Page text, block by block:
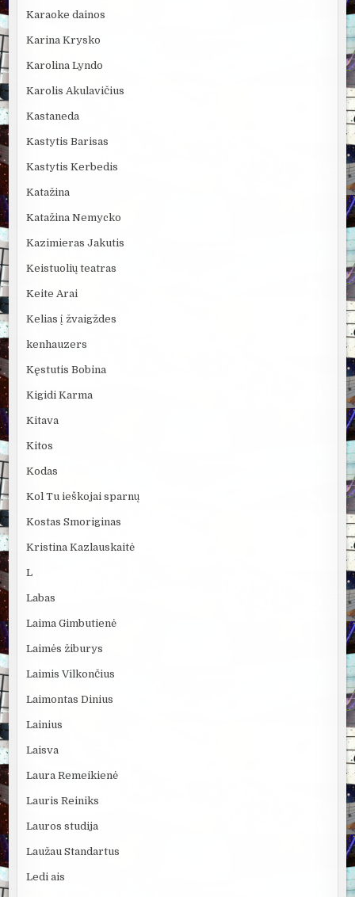
Karaoke dainos
Karina Krysko
Karolina Lyndo
Karolis Akulavičius
Kastaneda
Kastytis Barisas
Kastytis Kerbedis
Katažina
Katažina Nemycko
Kazimieras Jakutis
Keistuolių teatras
Keite Arai
Kelias į žvaigždes
kenhauzers
Kęstutis Bobina
Kigidi Karma
Kitava
Kitos
Kodas
Kol Tu ieškojai sparnų
Kostas Smoriginas
Kristina Kazlauskaitė
L
Labas
Laima Gimbutienė
Laimės žiburys
Laimis Vilkončius
Laimontas Dinius
Lainius
Laisva
Laura Remeikienė
Lauris Reiniks
Lauros studija
Laužau Standartus
Ledi ais